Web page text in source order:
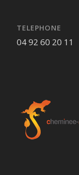
TELEPHONE
04 92 60 20 11